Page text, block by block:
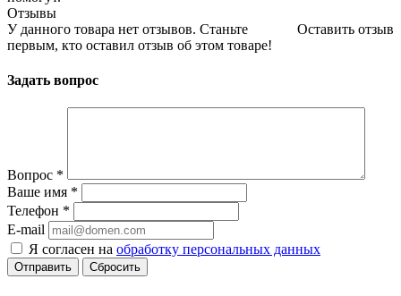
Отзывы
Оставить отзыв
У данного товара нет отзывов. Станьте
первым, кто оставил отзыв об этом товаре!
Задать вопрос
Вопрос *
Ваше имя *
Телефон *
E-mail
Я согласен на обработку персональных данных
Сбросить